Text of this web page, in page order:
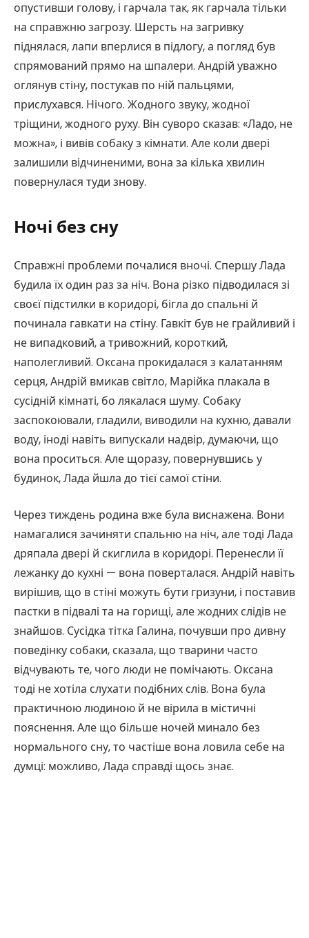
опустивши голову, і гарчала так, як гарчала тільки
на справжню загрозу. Шерсть на загривку
піднялася, лапи вперлися в підлогу, а погляд був
спрямований прямо на шпалери. Андрій уважно
оглянув стіну, постукав по ній пальцями,
прислухався. Нічого. Жодного звуку, жодної
тріщини, жодного руху. Він суворо сказав: «Ладо, не
можна», і вивів собаку з кімнати. Але коли двері
залишили відчиненими, вона за кілька хвилин
повернулася туди знову.
Ночі без сну
Справжні проблеми почалися вночі. Спершу Лада
будила їх один раз за ніч. Вона різко підводилася зі
своєї підстилки в коридорі, бігла до спальні й
починала гавкати на стіну. Гавкіт був не грайливий і
не випадковий, а тривожний, короткий,
наполегливий. Оксана прокидалася з калатанням
серця, Андрій вмикав світло, Марійка плакала в
сусідній кімнаті, бо лякалася шуму. Собаку
заспокоювали, гладили, виводили на кухню, давали
воду, іноді навіть випускали надвір, думаючи, що
вона проситься. Але щоразу, повернувшись у
будинок, Лада йшла до тієї самої стіни.
Через тиждень родина вже була виснажена. Вони
намагалися зачиняти спальню на ніч, але тоді Лада
дряпала двері й скиглила в коридорі. Перенесли її
лежанку до кухні — вона поверталася. Андрій навіть
вирішив, що в стіні можуть бути гризуни, і поставив
пастки в підвалі та на горищі, але жодних слідів не
знайшов. Сусідка тітка Галина, почувши про дивну
поведінку собаки, сказала, що тварини часто
відчувають те, чого люди не помічають. Оксана
тоді не хотіла слухати подібних слів. Вона була
практичною людиною й не вірила в містичні
пояснення. Але що більше ночей минало без
нормального сну, то частіше вона ловила себе на
думці: можливо, Лада справді щось знає.